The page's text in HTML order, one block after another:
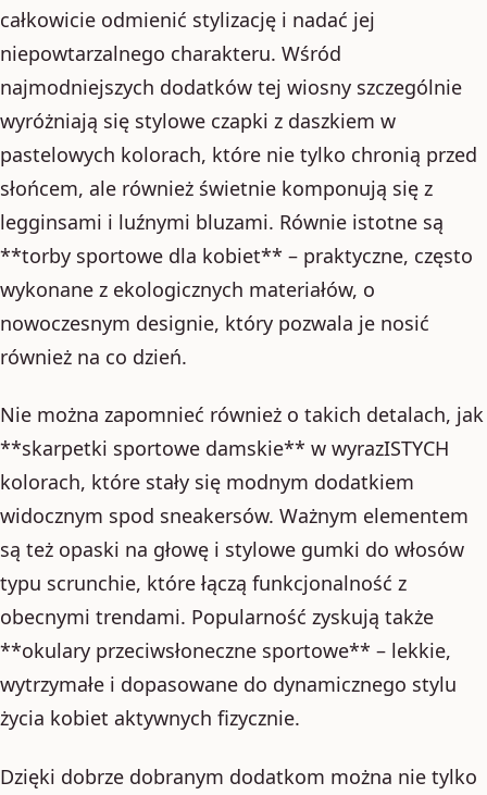
całkowicie odmienić stylizację i nadać jej
niepowtarzalnego charakteru. Wśród
najmodniejszych dodatków tej wiosny szczególnie
wyróżniają się stylowe czapki z daszkiem w
pastelowych kolorach, które nie tylko chronią przed
słońcem, ale również świetnie komponują się z
legginsami i luźnymi bluzami. Równie istotne są
**torby sportowe dla kobiet** – praktyczne, często
wykonane z ekologicznych materiałów, o
nowoczesnym designie, który pozwala je nosić
również na co dzień.
Nie można zapomnieć również o takich detalach, jak
**skarpetki sportowe damskie** w wyrazISTYCH
kolorach, które stały się modnym dodatkiem
widocznym spod sneakersów. Ważnym elementem
są też opaski na głowę i stylowe gumki do włosów
typu scrunchie, które łączą funkcjonalność z
obecnymi trendami. Popularność zyskują także
**okulary przeciwsłoneczne sportowe** – lekkie,
wytrzymałe i dopasowane do dynamicznego stylu
życia kobiet aktywnych fizycznie.
Dzięki dobrze dobranym dodatkom można nie tylko